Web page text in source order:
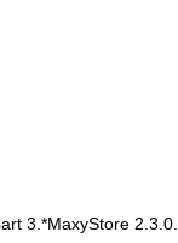
3.*MaxyStore